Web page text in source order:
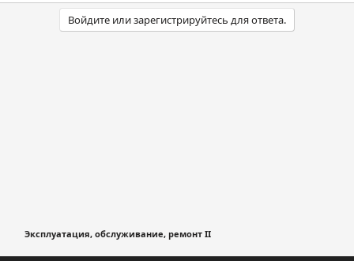
Войдите или зарегистрируйтесь для ответа.
Эксплуатация, обслуживание, ремонт II